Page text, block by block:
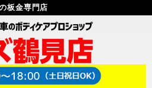
板金専門店